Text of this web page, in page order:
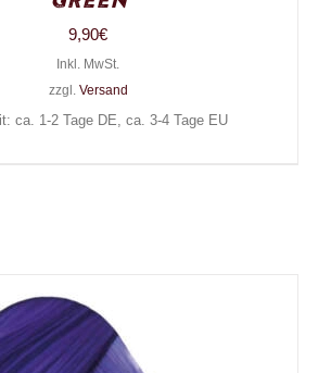
9,90€
Inkl. MwSt.
zzgl. Versand
ca. 1-2 Tage DE, ca. 3-4 Tage EU